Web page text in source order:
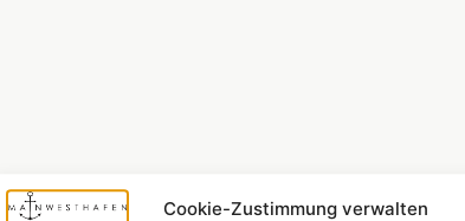
Cookie-Zustimmung verwalten